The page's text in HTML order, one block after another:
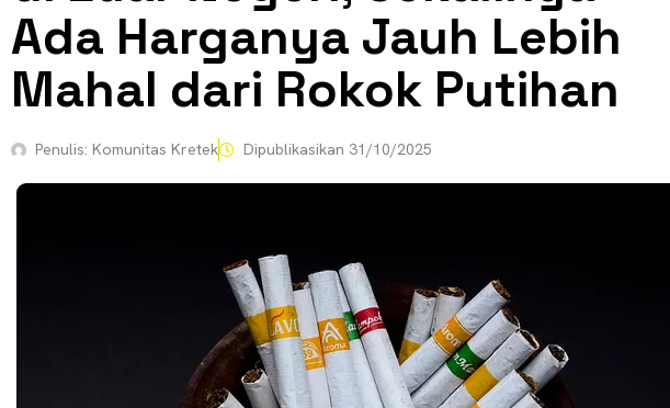
Ada Harganya Jauh Lebih
Mahal dari Rokok Putihan
Penulis: Komunitas Kretek Dipublikasikan 31/10/2025